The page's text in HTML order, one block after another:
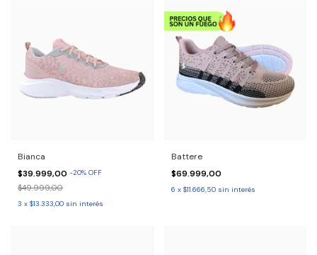
Bianca
$39.999,00 -20% OFF
$49.999,00
3 x $13.333,00 sin interés
Battere
$69.999,00
6 x $11.666,50 sin interés